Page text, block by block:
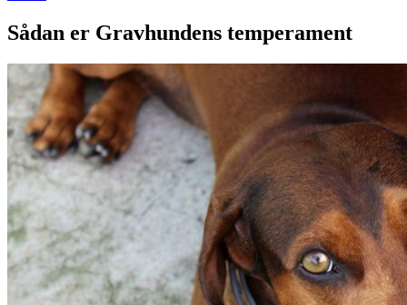
Sådan er Gravhundens temperament